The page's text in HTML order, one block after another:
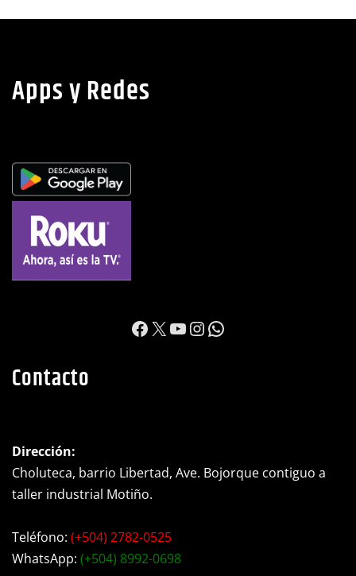
Apps y Redes
https://
X YouTube
Instagram
WhatsApp
Contacto
Dirección:
Choluteca, barrio Libertad, Ave. Bojorque contiguo a
taller industrial Motiño.
Teléfono: (+504) 2782-0525
WhatsApp: (+504) 8992-0698